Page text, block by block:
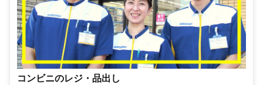
コンビニのレジ・品出し